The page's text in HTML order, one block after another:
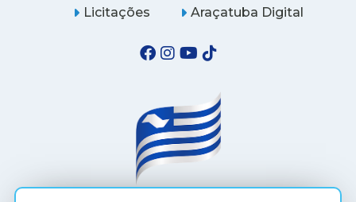
Licitações
Araçatuba Digital